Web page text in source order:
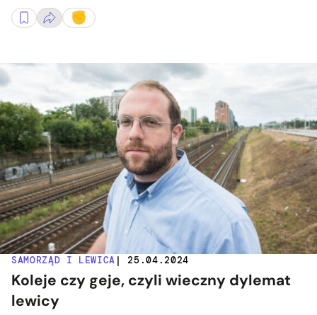
SAMORZĄD I LEWICA | 25.04.2024
Koleje czy geje, czyli wieczny dylemat
lewicy